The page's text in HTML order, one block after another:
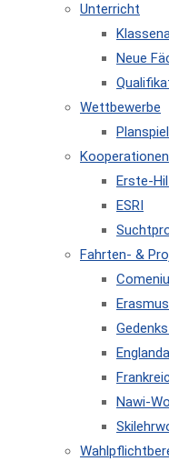
Unterricht
Neue
Wettbewerbe
Kooperationen
Erste-
ESRI
Fahrten- &
Nawi-